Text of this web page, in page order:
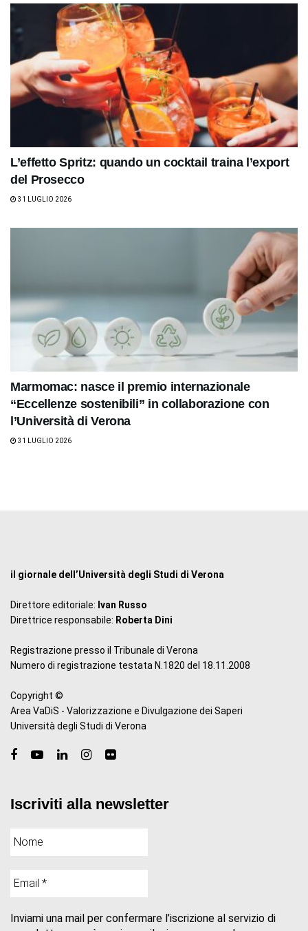
L’effetto Spritz: quando un cocktail traina l’export
del Prosecco
31 LUGLIO 2026
Marmomac: nasce il premio internazionale
“Eccellenze sostenibili” in collaborazione con
l’Università di Verona
31 LUGLIO 2026
il giornale dell’Università degli Studi di Verona
Direttore editoriale: Ivan Russo
Direttrice responsabile: Roberta Dini
Registrazione presso il Tribunale di Verona
Numero di registrazione testata N.1820 del 18.11.2008
Copyright ©
Area VaDiS - Valorizzazione e Divulgazione dei Saperi
Università degli Studi di Verona
Iscriviti alla newsletter
Inviami una mail per confermare l’iscrizione al servizio di